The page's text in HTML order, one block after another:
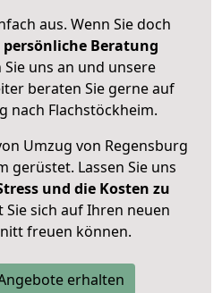
aus. Wenn Sie doch
persönliche Beratung
uns an und unsere
beraten Sie gerne auf
nach Flachstöckheim.
Umzug von Regensburg
gerüstet. Lassen Sie uns
und die Kosten zu
Sie sich auf Ihren neuen
freuen können.
erhalten